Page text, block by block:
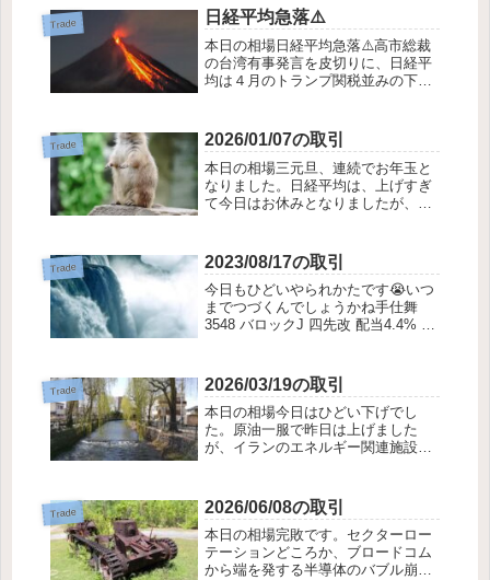
手仕舞 9778 昴 ゆっくり売る まず１
つ 全３つ 8/1 優待...
Trade 日経平均急落⚠️
本日の相場日経平均急落⚠️高市総裁
の台湾有事発言を皮切りに、日経平
均は４月のトランプ関税並みの下げ
NVIDIAの決算警戒、くわえてビット
コインの暴落と、複数の要因がリス
クアセットか...
Trade 2026/01/07の取引
本日の相場三元旦、連続でお年玉と
なりました。日経平均は、上げすぎ
て今日はお休みとなりましたが、優
金が向かってくることを祈ります。
本日の成績総評価額 +0.34%含み益
を込ん...
Trade 2023/08/17の取引
今日もひどいやられかたです😭いつ
までつづくんでしょうかね手仕舞
3548 バロックJ 四先改 配当4.4% 延
買い 6149 小田原エンジニアリング
四先...
Trade 2026/03/19の取引
本日の相場今日はひどい下げでし
た。原油一服で昨日は上げました
が、イランのエネルギー関連施設が
た。これがわかっていたら昨日はも
っと逃がしたのになぁ。タラレバ言
ったらキリがないです...
Trade 2026/06/08の取引
本日の相場完敗です。セクターロー
テーションどころか、ブロードコム
から端を発する半導体のバブル崩壊